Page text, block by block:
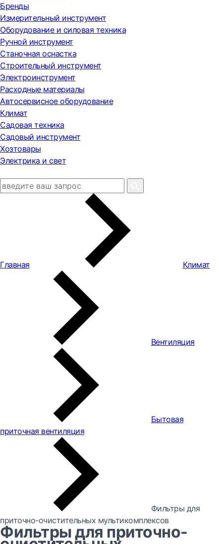
Бренды
Измерительный инструмент
Оборудование и силовая техника
Ручной инструмент
Станочная оснастка
Строительный инструмент
Электроинструмент
Расходные материалы
Автосервисное оборудование
Климат
Садовая техника
Садовый инструмент
Хозтовары
Электрика и свет
Главная Климат
Вентиляция
Бытовая
приточная вентиляция
Фильтры для
приточно-очистительных мультикомплексов
Фильтры для приточно-